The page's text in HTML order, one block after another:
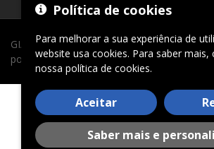
GIAGI © 2026. Todos os direitos
por
CLIC24®
Política de cookies
Para melhorar a sua experiência de
website usa cookies. Para saber mais,
nossa política de cookies.
Aceitar
Saber mais e